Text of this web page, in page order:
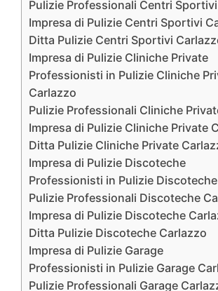
Pulizie Professionali Centri
Impresa di Pulizie Centri Sportivi
Ditta Pulizie Centri Sportivi
Impresa di Pulizie Cliniche Private
Professionisti in Pulizie Cliniche
Carlazzo
Pulizie Professionali Cliniche
Impresa di Pulizie Cliniche Private
Ditta Pulizie Cliniche Private
Impresa di Pulizie Discoteche
Professionisti in Pulizie
Pulizie Professionali Discoteche
Impresa di Pulizie Discoteche
Ditta Pulizie Discoteche Carlazzo
Impresa di Pulizie Garage
Professionisti in Pulizie Garage
Pulizie Professionali Garage